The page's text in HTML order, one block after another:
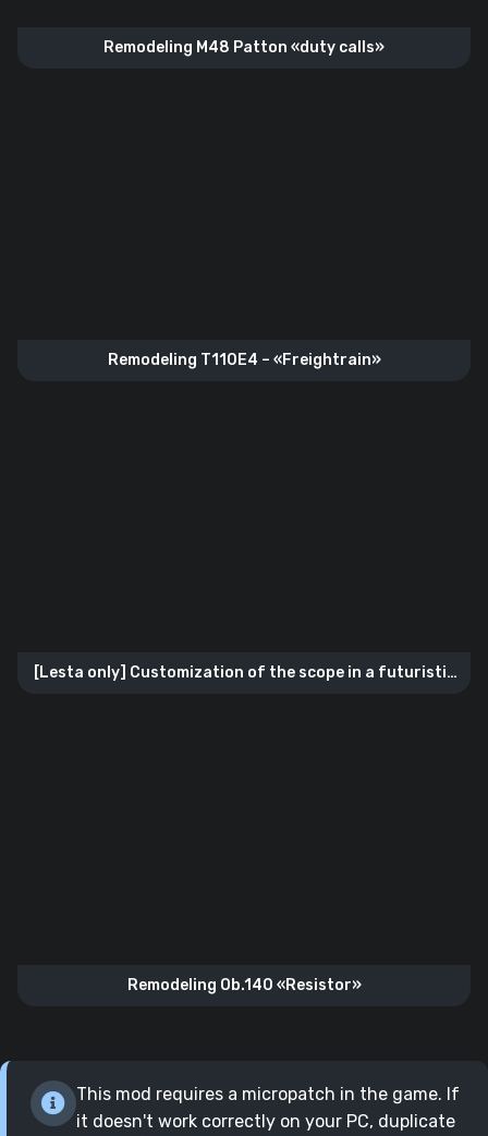
Remodeling M48 Patton «duty calls»
Remodeling T110E4 – «Freightrain»
[Lesta only] Customization of the scope in a futuristic
Remodeling Ob.140 «Resistor»
This mod requires a micropatch in the game. If
it doesn't work correctly on your PC, duplicate